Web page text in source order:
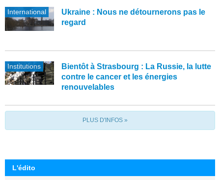
International
Ukraine : Nous ne détournerons pas le
regard
Institutions
Bientôt à Strasbourg : La Russie, la lutte
contre le cancer et les énergies
renouvelables
PLUS D'INFOS »
L'édito